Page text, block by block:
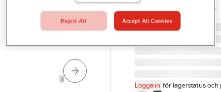
Serviceverkstad
PARFYMERAD PAPYRUS
Artikelnr: 626916
Logga in för lagerstatus och
Reject All Accept All Cookies